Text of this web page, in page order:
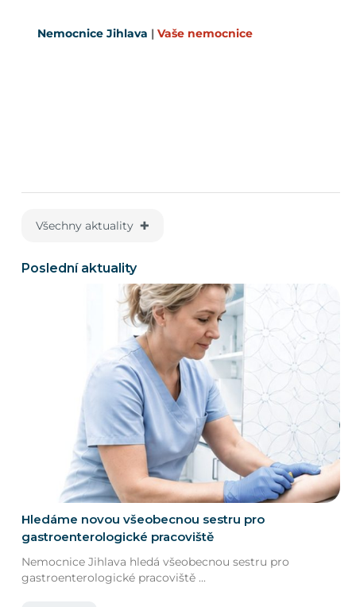
Nemocnice Jihlava | Vaše nemocnice
Všechny aktuality ✚
Poslední aktuality
Hledáme novou všeobecnou sestru pro
gastroenterologické pracoviště
Nemocnice Jihlava hledá všeobecnou sestru pro
gastroenterologické pracoviště ...